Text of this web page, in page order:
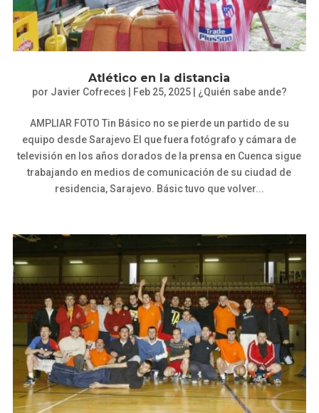
Atlético en la distancia
por Javier Cofreces Feb 25, 2025| ¿Quién sabe ande?
AMPLIAR FOTO Tin Básico no se pierde un partido de su
equipo desde Sarajevo El que fuera fotógrafo y cámara de
televisión en los años dorados de la prensa en Cuenca sigue
trabajando en medios de comunicación de su ciudad de
residencia, Sarajevo. Básic tuvo que volver...